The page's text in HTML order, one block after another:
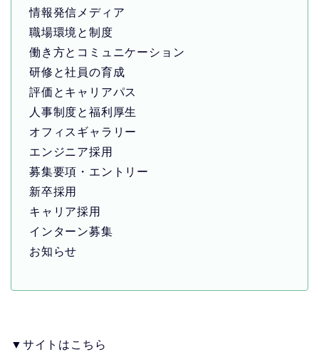
情報発信メディア
職場環境と制度
働き方とコミュニケーション
研修と社員の育成
評価とキャリアパス
人事制度と福利厚生
オフィスギャラリー
エンジニア採用
募集要項・エントリー
新卒採用
キャリア採用
インターン募集
お知らせ
▼サイトはこちら